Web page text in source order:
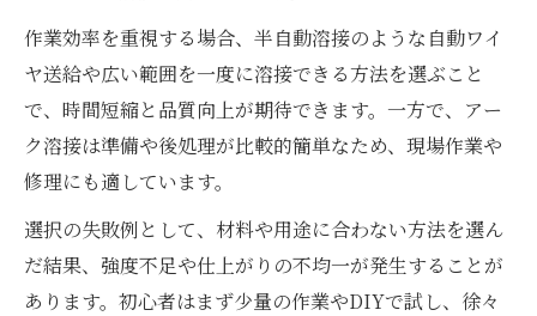
作業効率を重視する場合、半自動溶接のような自動ワイ
ヤ送給や広い範囲を一度に溶接できる方法を選ぶこと
で、時間短縮と品質向上が期待できます。一方で、アー
ク溶接は準備や後処理が比較的簡単なため、現場作業や
修理にも適しています。
選択の失敗例として、材料や用途に合わない方法を選ん
だ結果、強度不足や仕上がりの不均一が発生することが
あります。初心者はまず少量の作業やDIYで試し、徐々